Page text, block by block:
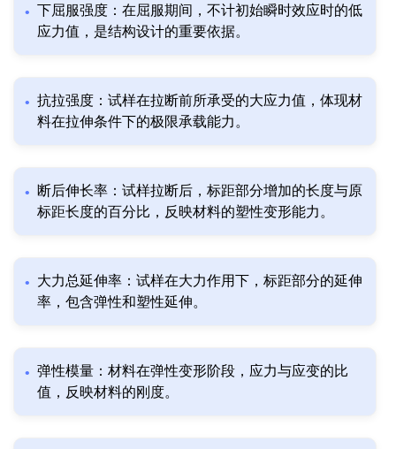
下屈服强度：在屈服期间，不计初始瞬时效应时的低
应力值，是结构设计的重要依据。
抗拉强度：试样在拉断前所承受的大应力值，体现材
料在拉伸条件下的极限承载能力。
断后伸长率：试样拉断后，标距部分增加的长度与原
标距长度的百分比，反映材料的塑性变形能力。
大力总延伸率：试样在大力作用下，标距部分的延伸
率，包含弹性和塑性延伸。
弹性模量：材料在弹性变形阶段，应力与应变的比
值，反映材料的刚度。